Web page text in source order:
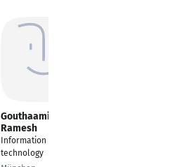
Gouthaami
Ramesh
Information
technology